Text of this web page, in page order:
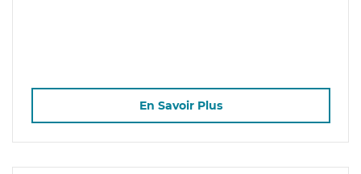
En Savoir Plus